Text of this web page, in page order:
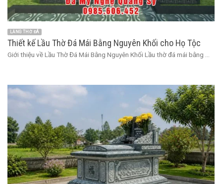
LĂNG THỜ ĐÁ
Thiết kế Lầu Thờ Đá Mái Bằng Nguyên Khối cho Họ Tộc
Giới thiệu về Lầu Thờ Đá Mái Bằng Nguyên Khối Lầu thờ đá mái bằng ...